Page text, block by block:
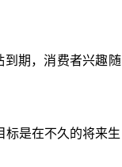
到期，消费者兴趣随
标是在不久的将来生